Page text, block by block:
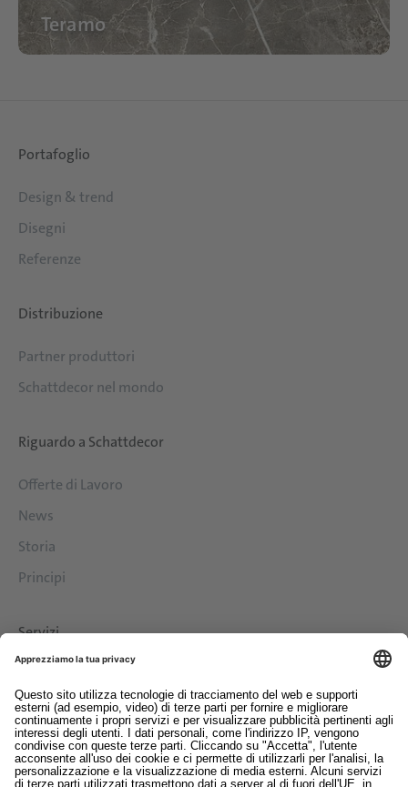
Teramo
Portafoglio
Design & trend
Disegni
Referenze
Distribuzione
Partner produttori
Schattdecor nel mondo
Riguardo a Schattdecor
Offerte di Lavoro
News
Storia
Principi
Servizi
Contatto
EDI